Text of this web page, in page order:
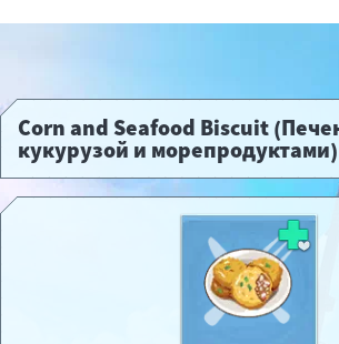
Corn and Seafood Biscuit
кукурузой и морепродуктами)